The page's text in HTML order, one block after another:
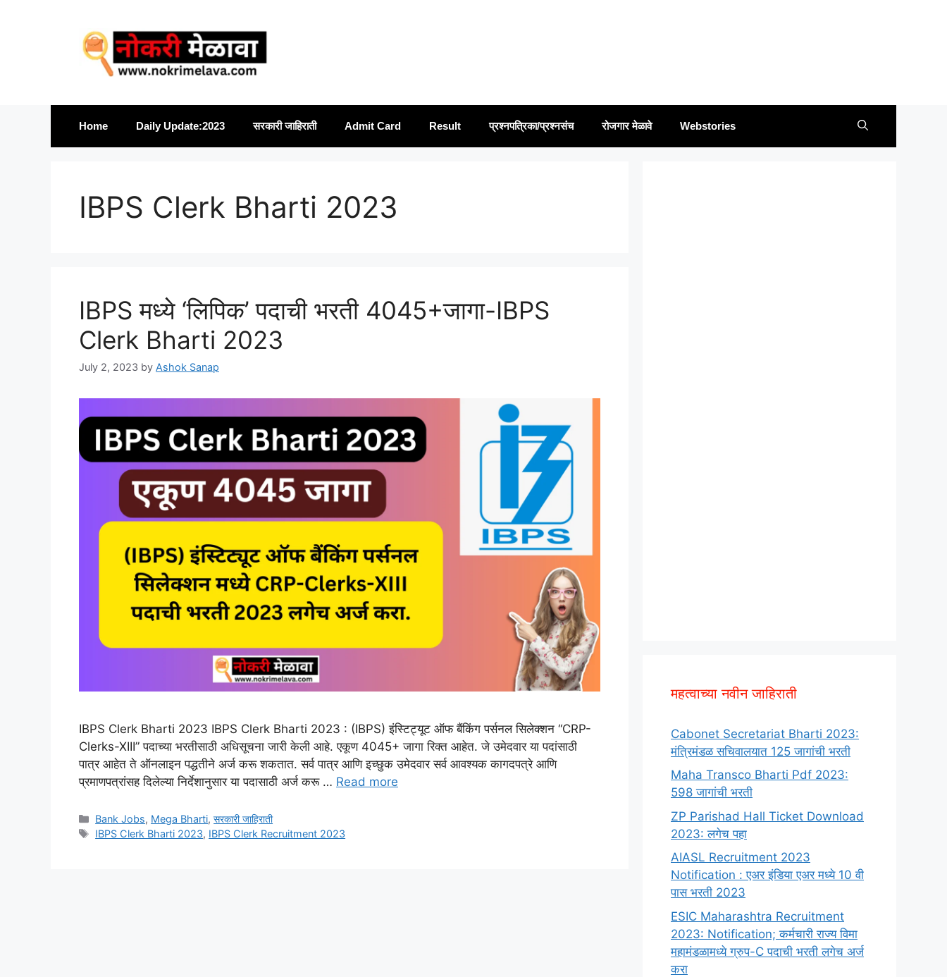
Home Daily Update:2023 सरकारी जाहिराती Admit Card Result प्रश्नपत्रिका/प्रश्नसंच रोजगार मेळावे Webstories
IBPS Clerk Bharti 2023
IBPS मध्ये ‘लिपिक’ पदाची भरती 4045+जागा-IBPS
Clerk Bharti 2023
July 2, 2023 by Ashok Sanap
IBPS Clerk Bharti 2023 IBPS Clerk Bharti 2023 : (IBPS) इंस्टिट्यूट ऑफ बैंकिंग पर्सनल सिलेक्शन “CRP-
Clerks-XIII” पदाच्या भरतीसाठी अधिसूचना जारी केली आहे. एकूण 4045+ जागा रिक्त आहेत. जे उमेदवार या पदांसाठी
पात्र आहेत ते ऑनलाइन पद्धतीने अर्ज करू शकतात. सर्व पात्र आणि इच्छुक उमेदवार सर्व आवश्यक कागदपत्रे आणि
प्रमाणपत्रांसह दिलेल्या निर्देशानुसार या पदासाठी अर्ज करू … Read more
Categories
Bank Jobs, Mega Bharti,सरकारी जाहिराती
Tags
IBPS Clerk Bharti 2023, IBPS Clerk Recruitment 2023
महत्वाच्या नवीन जाहिराती
Cabonet Secretariat Bharti 2023:
मंत्रिमंडळ सचिवालयात 125 जागांची भरती
Maha Transco Bharti Pdf 2023:
598 जागांची भरती
ZP Parishad Hall Ticket Download
2023: लगेच पहा
AIASL Recruitment 2023
Notification : एअर इंडिया एअर मध्ये 10 वी
पास भरती 2023
ESIC Maharashtra Recruitment
2023: Notification; कर्मचारी राज्य विमा
महामंडळामध्ये ग्रुप-C पदाची भरती लगेच अर्ज
करा